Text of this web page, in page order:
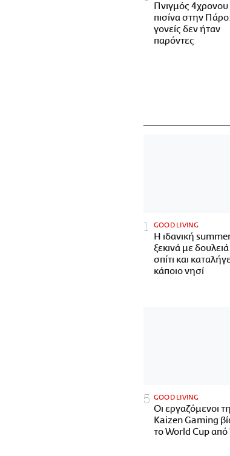
Πνιγμός
πισίνα στην
γονείς δεν ήταν
παρόντες
GOOD LIVING
Η ιδανική
ξεκινά με
σπίτι και
κάποιο νησί
GOOD LIVING
Οι εργαζόμενοι
Kaizen Gaming
το World Cup